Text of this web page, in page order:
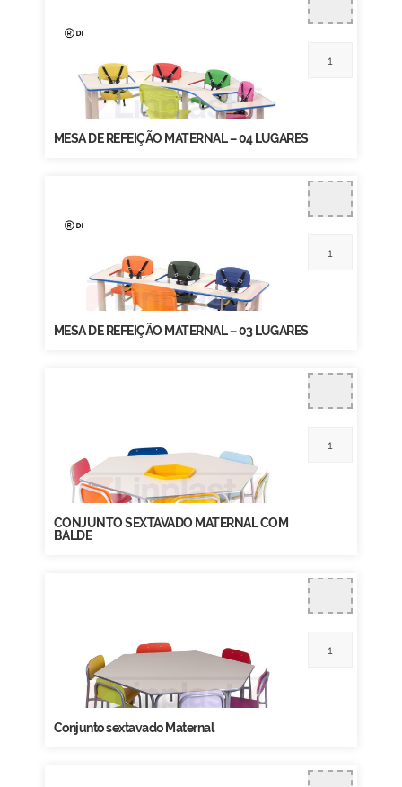
MESA DE REFEIÇÃO MATERNAL – 04 LUGARES
MESA DE REFEIÇÃO MATERNAL – 03 LUGARES
CONJUNTO SEXTAVADO MATERNAL COM
BALDE
Conjunto sextavado Maternal